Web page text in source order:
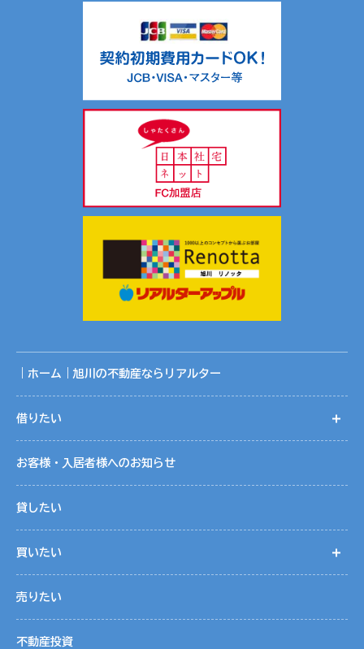
不動産の賃貸仲介・売買仲介のため
（２）提供する個人情報の項目
氏名、生年月日、住所、電話番号、Ｅメールアドレス等
入居申込書等、契約書面に記載の上、提供します。
（４）提供を受ける者の組織の種類、属性
不動産の賃貸仲介・売買仲介における相手方
共同利用について当社では、お客様により有益な情報提供を
するためにリアルターグループとして総合的にお客様情報を
共同利用し、サポートしております。
共同利用する情報は、氏名、連絡先、物件情報、物件入居状
共同利用する範囲は、当社ホームページ記載の関連会社の範
囲です。
情報保護管理者が行っております。
ては、個人情報を預けることがあります。この場合、個人情
約等において個人情報の適正管理・機密保持などによりお客
を実施させます。
６．個人情報の開示等の請求
お客様は、当社に対してご自身の個人情報の開示等（利用目
的の通知、開示、内容の訂正・追加・削除、利用の停止また
｜ホーム｜旭川の不動産ならリアルター
借りたい
お客様・入居者様へのお知らせ
貸したい
買いたい
売りたい
不動産投資